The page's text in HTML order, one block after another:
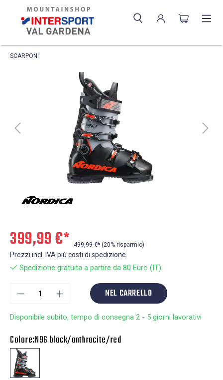
SCARPONI
399,99 €* 499,99 €* (20% risparmio)
Prezzi incl. IVA più costi di spedizione
Spedizione gratuita a partire da 80 Euro (IT)
NEL CARRELLO
Disponibile subito, tempo di consegna 2 - 5 giorni lavorativi
Colore:N96 black/anthracite/red